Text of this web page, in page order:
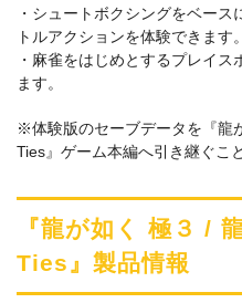
・シュートボクシングをベー
トルアクションを体験できます。
・麻雀をはじめとするプレイ
ます。
※体験版のセーブデータを『龍
Ties』ゲーム本編へ引き継ぐこ
『龍が如く 極３ /
Ties』製品情報